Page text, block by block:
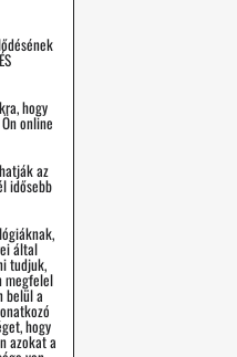
hogy
online
az
idősebb
által
tudjuk,
megfelel
belül a
hogy
azokat a